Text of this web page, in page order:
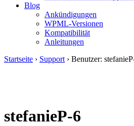
Blog
Ankündigungen
WPML-Versionen
Kompatibilität
Anleitungen
Startseite › Support › Benutzer:
stefanieP-6